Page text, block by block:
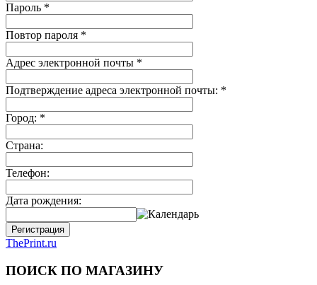
Пароль *
Повтор пароля *
Адрес электронной почты *
Подтверждение адреса электронной почты: *
Город: *
Страна:
Телефон:
Дата рождения:
Регистрация
ThePrint.ru
ПОИСК ПО МАГАЗИНУ